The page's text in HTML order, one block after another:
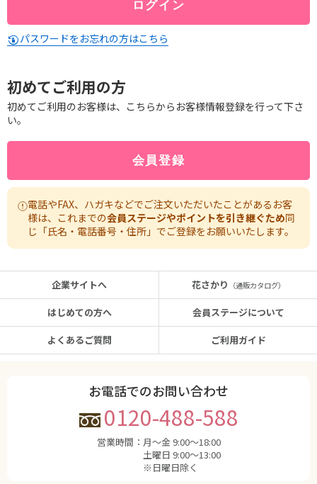
パスワードをお忘れの方はこちら
初めてご利用の方
初めてご利用のお客様は、こちらからお客様情報登録を行って下さ
い。
電話やFAX、ハガキなどでご注文いただいたことがあるお客
様は、これまでの会員ステージやポイントを引き継ぐため同
じ「氏名・電話番号・住所」でご登録をお願いいたします。
企業サイトへ
はじめての方へ
よくあるご質問
花さかり （通販カタログ）
会員ステージについて
ご利用ガイド
お電話でのお問い合わせ
0120-488-588
営業時間： 月〜金 9:00〜18:00
土曜日 9:00〜13:00
※日曜日除く